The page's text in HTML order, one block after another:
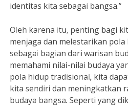
identitas kita sebagai bangsa.”
Oleh karena itu, penting bagi
menjaga dan melestarikan
sebagai bagian dari warisan
memahami nilai-nilai budaya
pola hidup tradisional, kita
kita sendiri dan meningkatkan
budaya bangsa. Seperti yang